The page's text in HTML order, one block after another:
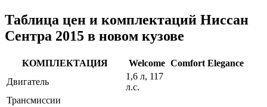
Таблица цен и комплектаций Ниссан
Сентра 2015 в новом кузове
КОМПЛЕКТАЦИЯ Welcome Comfort Elegance
Двигатель
1,6 л, 117
л.c.
Трансмиссии